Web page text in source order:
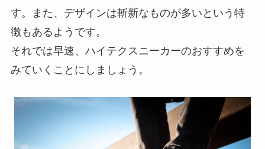
す。また、デザインは斬新なものが多いという特
徴もあるようです。
それでは早速、ハイテクスニーカーのおすすめを
みていくことにしましょう。